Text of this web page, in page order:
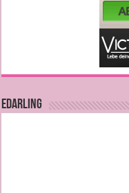
EDARLING